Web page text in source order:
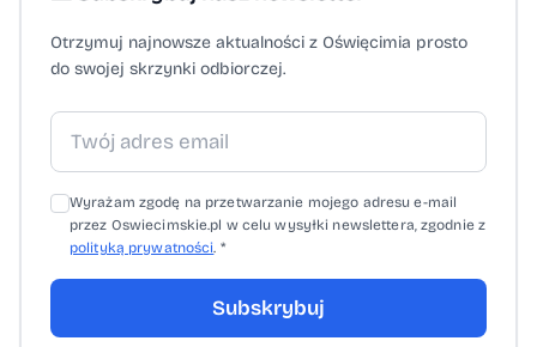
Otrzymuj najnowsze aktualności z Oświęcimia prosto
do swojej skrzynki odbiorczej.
Wyrażam zgodę na przetwarzanie mojego adresu e-mail
przez Oswiecimskie.pl w celu wysyłki newslettera, zgodnie z
polityką prywatności. *
Subskrybuj